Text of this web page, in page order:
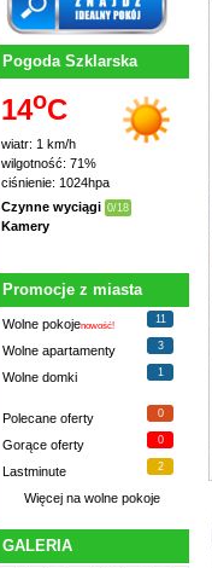
Pogoda Szklarska
14oC
wiatr: 1 km/h
wilgotność: 71%
ciśnienie: 1024hpa
Czynne wyciągi 0/18
Kamery
Promocje z miasta
Wolne pokojenowość!
11
Wolne apartamenty 3
Wolne domki 1
Polecane oferty 0
Gorące oferty 0
Lastminute 2
Więcej na wolne pokoje
GALERIA